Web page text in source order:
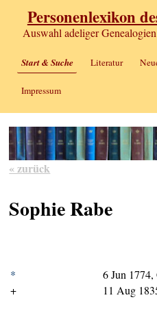
Personenlexikon
Auswahl adeliger
Start & Suche Literatur
Impressum
« zurück
Sophie Rabe
*
6 Jun 1774,
+
11 Aug